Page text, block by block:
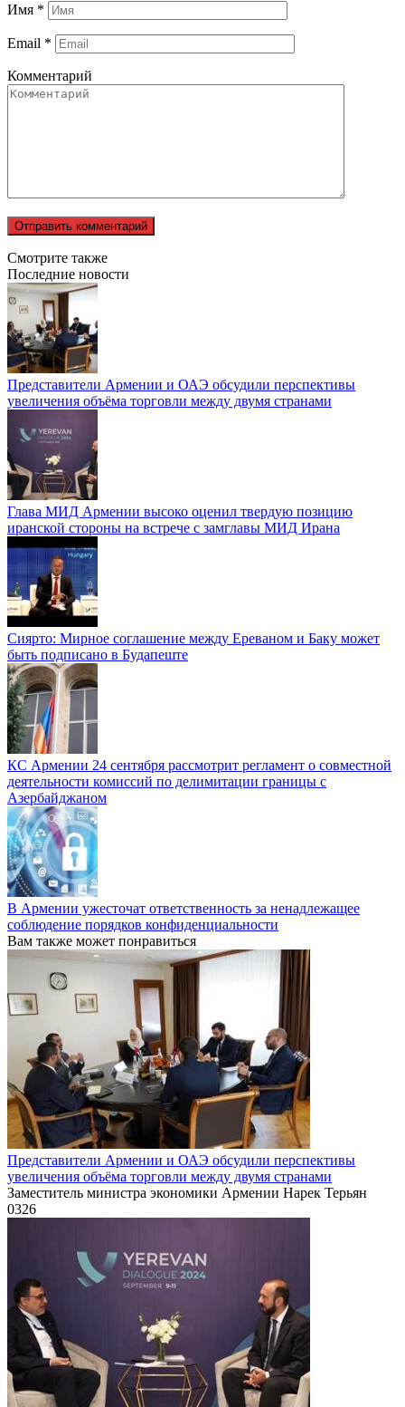
Имя *
Email *
Комментарий
Смотрите также
Последние новости
Представители Армении и ОАЭ обсудили перспективы
увеличения объёма торговли между двумя странами
Глава МИД Армении высоко оценил твердую позицию
иранской стороны на встрече с замглавы МИД Ирана
Сиярто: Мирное соглашение между Ереваном и Баку может
быть подписано в Будапеште
КС Армении 24 сентября рассмотрит регламент о совместной
деятельности комиссий по делимитации границы с
Азербайджаном
В Армении ужесточат ответственность за ненадлежащее
соблюдение порядков конфиденциальности
Вам также может понравиться
Представители Армении и ОАЭ обсудили перспективы
увеличения объёма торговли между двумя странами
Заместитель министра экономики Армении Нарек Терьян
0326